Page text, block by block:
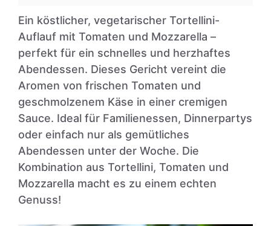
Ein köstlicher, vegetarischer Tortellini-
Auflauf mit Tomaten und Mozzarella –
perfekt für ein schnelles und herzhaftes
Abendessen. Dieses Gericht vereint die
Aromen von frischen Tomaten und
geschmolzenem Käse in einer cremigen
Sauce. Ideal für Familienessen, Dinnerpartys
oder einfach nur als gemütliches
Abendessen unter der Woche. Die
Kombination aus Tortellini, Tomaten und
Mozzarella macht es zu einem echten
Genuss!